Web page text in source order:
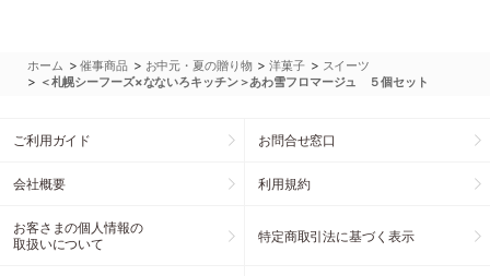
ホーム >催事商品 > お中元・夏の贈り物 >洋菓子 > スイーツ
> ＜札幌シーフーズ×なないろキッチン＞あわ雪フロマージュ ５個セット
ご利用ガイド お問合せ窓口
会社概要 利用規約
お客さまの個人情報の
取扱いについて
特定商取引法に基づく表示